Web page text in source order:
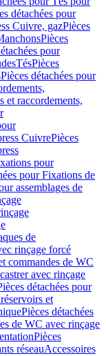
détachées pour
Cuivre, gazPièces
Pièces
pour
TésPièces
Pièces détachées pour
et raccordements,
CuivrePièces
pour
pour Fixations de
assemblages de
de
rinçage forcé
commandes de WC
avec rinçage
détachées pour
et
Pièces détachées
de WC avec rinçage
Pièces
réseauAccessoires